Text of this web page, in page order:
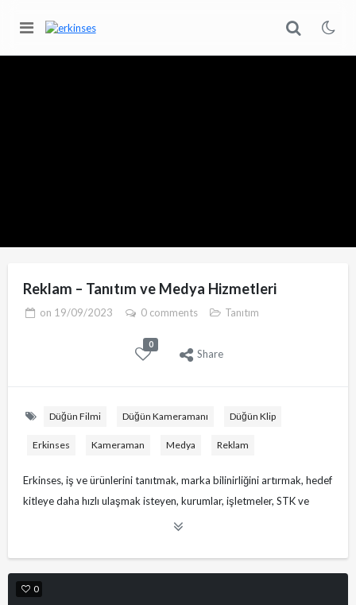
Reklam – Tanıtım ve Medya Hizmetleri
on 19/09/2023 0 comments Tanıtım
0
Share
Düğün Filmi Düğün Kameramanı Düğün Klip
Erkinses Kameraman Medya Reklam
Erkinses, iş ve ürünlerini tanıtmak, marka bilinirliğini artırmak, hedef
kitleye daha hızlı ulaşmak isteyen, kurumlar, işletmeler, STK ve
dernekler, sanatçılar ve dünya evine girecek çiftler için medya
• Tanıtım Filmi,
• Sosyal Medya Reklamları,
0